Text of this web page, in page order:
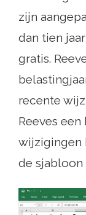
zijn
dan tien
gratis.
recente
Reeves
wijzigingen
de sjabloon